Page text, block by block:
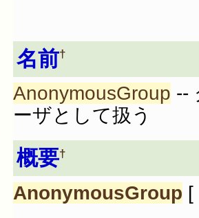
名前†
AnonymousGroup --
ーザとして扱う
概要†
AnonymousGroup [